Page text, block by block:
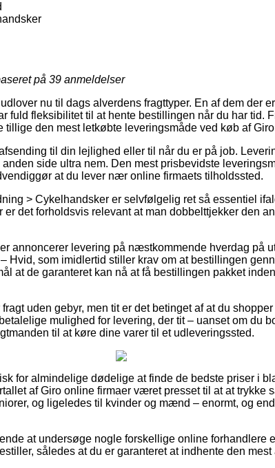
på 39 anmeldelser
nu til dags alverdens fragttyper. En af dem der
fuld fleksibilitet til at hente bestillingen når du har tid.
den mest letkøbte leveringsmåde ved køb af
til din lejlighed eller til når du er på job.
side ultra nem. Den mest prisbevidste
at du lever nær online firmaets tilholdssted.
> Cykelhandsker er selvfølgelig ret så essentiel
er det forholdsvis relevant at man dobbelttjekker den
annoncerer levering på næstkommende hverdag på
Hvid, som imidlertid stiller krav om at bestillingen
at de garanteret kan nå at få bestillingen pakket
uden gebyr, men tit er det betinget af at du
mulighed for levering, der tit – uanset om du
til at køre dine varer til et udleveringssted.
for almindelige dødelige at finde de bedste priser i
af Giro online firmaer været presset til at at trykke
og ligeledes til kvinder og mænd – enormt, og
at undersøge nogle forskellige online forhandlere
således at du er garanteret at indhente den mest